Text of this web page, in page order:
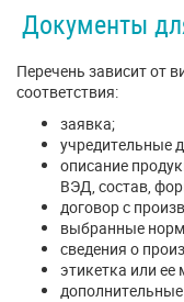
Документы
Перечень зависит от
соответствия:
заявка;
учредительные
описание
ВЭД, состав,
договор с
выбранные
сведения о
этикетка или